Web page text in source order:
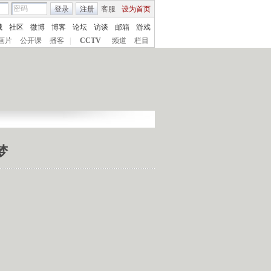
客服 设为首页
登录 注册
社区 微博 博客 论坛 访谈 邮箱
游戏
片
公开课 播客 CCTV 频道 栏目